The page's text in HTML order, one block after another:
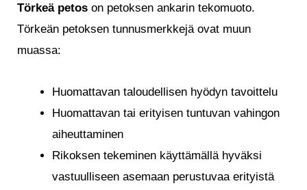
Törkeä petos on petoksen ankarin tekomuoto.
Törkeän petoksen tunnusmerkkejä ovat muun
muassa:
Huomattavan taloudellisen hyödyn tavoittelu
Huomattavan tai erityisen tuntuvan vahingon
aiheuttaminen
Rikoksen tekeminen käyttämällä hyväksi
vastuulliseen asemaan perustuvaa erityistä